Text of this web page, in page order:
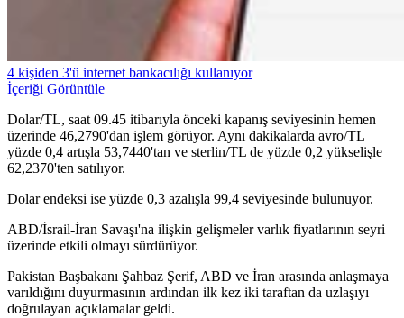
4 kişiden 3'ü internet bankacılığı kullanıyor
İçeriği Görüntüle
Dolar/TL, saat 09.45 itibarıyla önceki kapanış seviyesinin hemen
üzerinde 46,2790'dan işlem görüyor. Aynı dakikalarda avro/TL
yüzde 0,4 artışla 53,7440'tan ve sterlin/TL de yüzde 0,2 yükselişle
62,2370'ten satılıyor.
Dolar endeksi ise yüzde 0,3 azalışla 99,4 seviyesinde bulunuyor.
ABD/İsrail-İran Savaşı'na ilişkin gelişmeler varlık fiyatlarının seyri
üzerinde etkili olmayı sürdürüyor.
Pakistan Başbakanı Şahbaz Şerif, ABD ve İran arasında anlaşmaya
varıldığını duyurmasının ardından ilk kez iki taraftan da uzlaşıyı
doğrulayan açıklamalar geldi.